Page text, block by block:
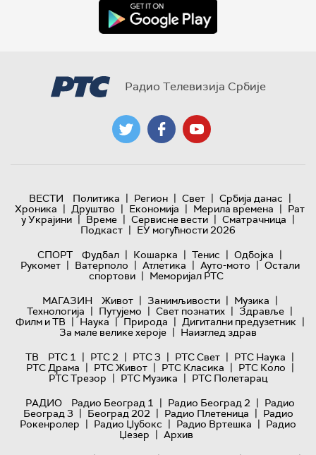
Радио Телевизија Србије
ВЕСТИ Политика | Регион | Свет | Србија данас |
Хроника | Друштво | Економија | Мерила времена | Рат
у Украјини | Време | Сервисне вести | Сматрачница |
Подкаст | ЕУ могућности 2026
СПОРТ
Фудбал | Кошарка | Тенис | Одбојка |
Рукомет | Ватерполо | Атлетика | Ауто-мото | Остали
спортови | Меморијал РТС
МАГАЗИН
Живот | Занимљивости | Музика |
Технологијa | Путујемо | Свет познатих | Здравље |
Филм и ТВ | Наука | Природа | Дигитални предузетник |
За мале велике хероје | Наизглед здрав
ТВ
РТС 1 | РТС 2 | РТС 3 | РТС Свет | РТС Наука |
РТС Драма | РТС Живот | РТС Класика | РТС Коло |
РТС Трезор | РТС Музика | РТС Полетарац
РАДИО
Радио Београд 1 | Радио Београд 2 | Радио
Београд 3 | Београд 202 | Радио Плетеница | Радио
Рокенролер | Радио Џубокс | Радио Вртешка | Радио
Џезер | Архив